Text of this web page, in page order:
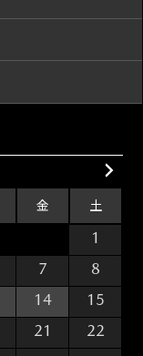
金 土
1
7
8
14
15
21
22